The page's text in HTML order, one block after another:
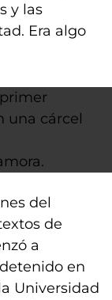
y las
Era algo
del
de
a
en
Universidad